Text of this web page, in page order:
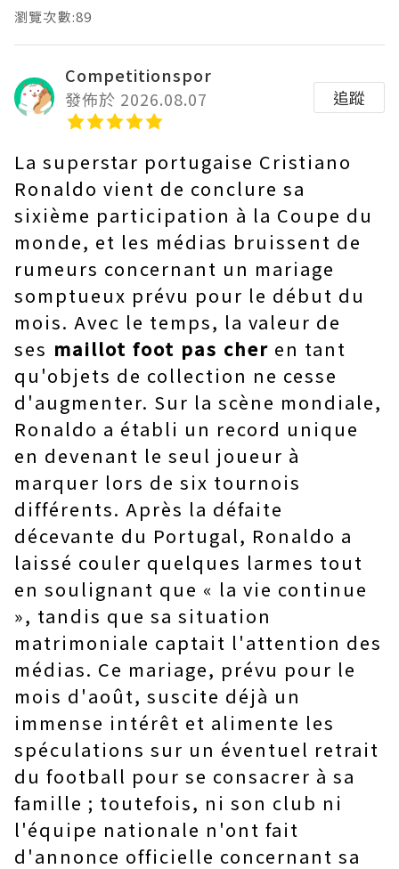
瀏覽次數:89
Competitionspor
發佈於 2026.08.07
追蹤
La superstar portugaise Cristiano
Ronaldo vient de conclure sa
sixième participation à la Coupe du
monde, et les médias bruissent de
rumeurs concernant un mariage
somptueux prévu pour le début du
mois. Avec le temps, la valeur de
ses maillot foot pas cher en tant
qu'objets de collection ne cesse
d'augmenter. Sur la scène mondiale,
Ronaldo a établi un record unique
en devenant le seul joueur à
marquer lors de six tournois
différents. Après la défaite
décevante du Portugal, Ronaldo a
laissé couler quelques larmes tout
en soulignant que « la vie continue
», tandis que sa situation
matrimoniale captait l'attention des
médias. Ce mariage, prévu pour le
mois d'août, suscite déjà un
immense intérêt et alimente les
spéculations sur un éventuel retrait
du football pour se consacrer à sa
famille ; toutefois, ni son club ni
l'équipe nationale n'ont fait
d'annonce officielle concernant sa